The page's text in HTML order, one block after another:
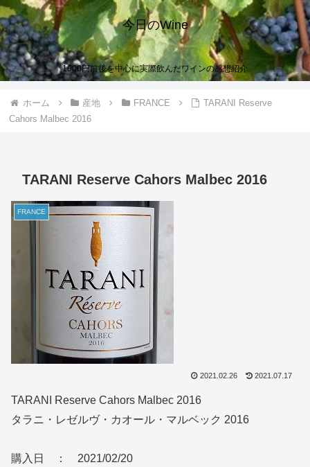
今日のWine
1000円前後を中心に実際飲んだワインの感想紹介
ホーム 産地 FRANCE
TARANI Reserve
Cahors Malbec 2016
TARANI Reserve Cahors Malbec 2016
FRANCE
2021.02.26 2021.07.17
TARANI Reserve Cahors Malbec 2016
タラニ・レゼルヴ・カオール・マルベック 2016
購入日 ： 2021/02/20